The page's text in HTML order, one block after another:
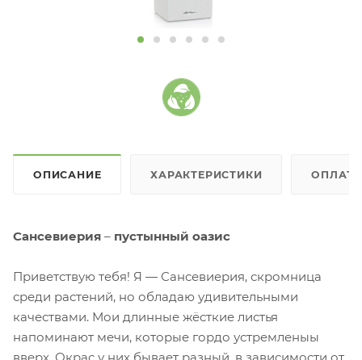
ОПИСАНИЕ ХАРАКТЕРИСТИКИ
Сансевиерия – пустынный оазис
Приветствую тебя! Я — Сансевиерия, скромница
среди растений, но обладаю удивительными
качествами. Мои длинные жёсткие листья
напоминают мечи, которые гордо устремленыы